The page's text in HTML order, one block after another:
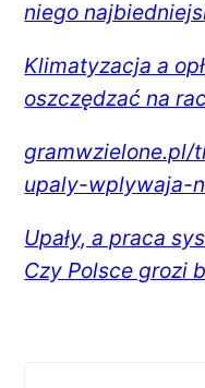
niego
Klimatyzacja a
oszczędzać na
gramwzielone.pl/
upaly-wplywaja-
Upały, a praca
Czy Polsce grozi